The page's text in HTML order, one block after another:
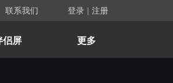
侣屏 更多
联系我们 登录 注册